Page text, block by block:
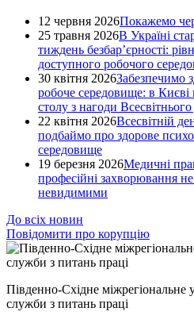
12 червня 2026Покажемо
25 травня 2026В Україні
тиждень безбар’єрності:
доступного робочого
30 квітня 2026Забезпечимо
робоче середовище: в Києві
столу з нагоди
22 квітня 2026Всесвітній
подбаймо про здорове
середовище
19 березня 2026Медичні
професійні захворювання
невидимими
До всіх новин
Повідомити про корупцію
Південно-Східне міжрегіональне
служби з питань праці